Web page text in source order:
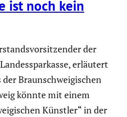
ist noch kein
der
erläutert
Braun­schwei­gi­schen
könnte mit einem
Künstler“ in der